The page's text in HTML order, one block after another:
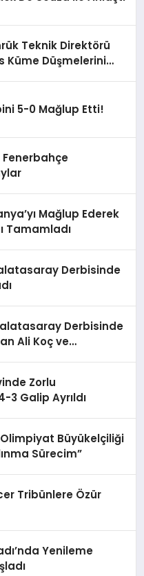
Teknik Direktörü
Küme Düşmelerini
5-0 Mağlup Etti!
Mağlup Ederek
Tamamladı
Derbisinde
Derbisinde
Ali Koç ve
Zorlu
3 Galip Ayrıldı
Büyükelçiliği
Sürecim”
Tribünlere Özür
Yenileme